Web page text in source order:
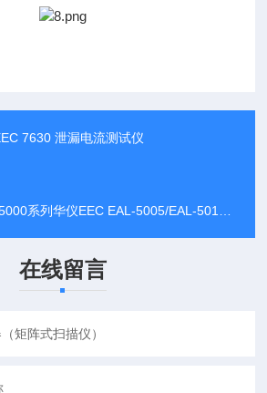
7630 泄漏电流测试仪
系列华仪EEC EAL-5005/EAL-5012可编程交流电源
在线留言